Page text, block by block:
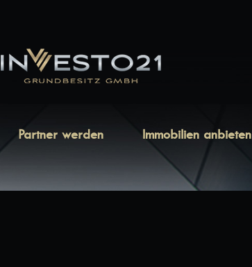
Partner werden Immobilien anbieten